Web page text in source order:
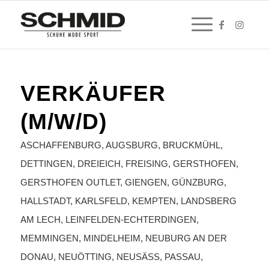
VERKÄUFER
(M/W/D)
ASCHAFFENBURG, AUGSBURG, BRUCKMÜHL,
DETTINGEN, DREIEICH, FREISING, GERSTHOFEN,
GERSTHOFEN OUTLET, GIENGEN, GÜNZBURG,
HALLSTADT, KARLSFELD, KEMPTEN, LANDSBERG
AM LECH, LEINFELDEN-ECHTERDINGEN,
MEMMINGEN, MINDELHEIM , NEUBURG AN DER
DONAU, NEUÖTTING, NEUSÄSS , PASSAU,